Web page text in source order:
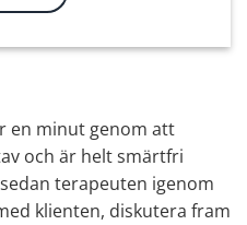
en minut genom att
och är helt smärtfri
terapeuten igenom
klienten, diskutera fram